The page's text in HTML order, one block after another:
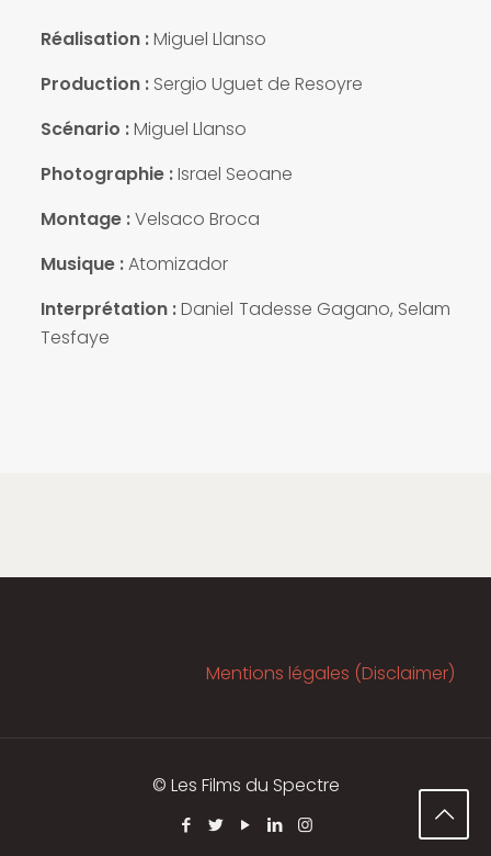
Réalisation :Miguel Llanso
Production : Sergio Uguet de Resoyre
Scénario :Miguel Llanso
Photographie :Israel Seoane
Montage :Velsaco Broca
Musique :Atomizador
Interprétation :Daniel Tadesse Gagano, Selam
Tesfaye
Mentions légales (Disclaimer)
© Les Films du Spectre